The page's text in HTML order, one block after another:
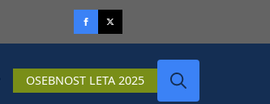
OSEBNOST LETA 2025